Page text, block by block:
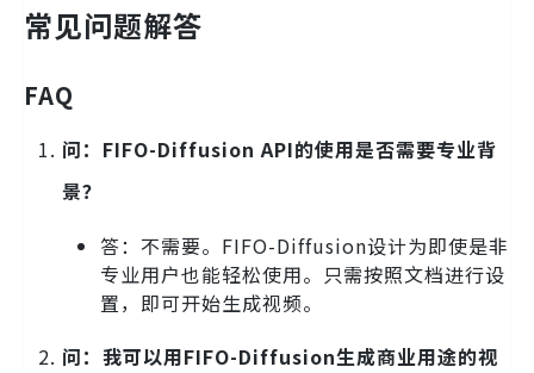
常见问题解答
FAQ
问：FIFO-Diffusion API的使用是否需要专业背
景？
答：不需要。FIFO-Diffusion设计为即使是非
专业用户也能轻松使用。只需按照文档进行设
置，即可开始生成视频。
问：我可以用FIFO-Diffusion生成商业用途的视